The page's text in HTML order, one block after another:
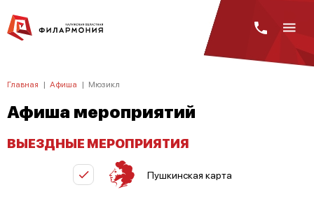
Главная | Афиша | Мюзикл
Афиша мероприятий
ВЫЕЗДНЫЕ МЕРОПРИЯТИЯ
Пушкинская карта